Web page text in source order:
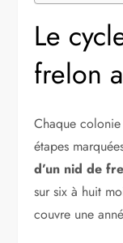
Le
frelon
Chaque
étapes
d’un nid de
sur six à huit
couvre une